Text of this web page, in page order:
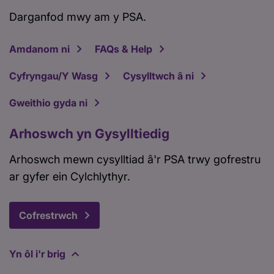
Darganfod mwy am y PSA.
Amdanom ni FAQs & Help
Cyfryngau/Y Wasg Cysylltwch â ni
Gweithio gyda ni
Arhoswch yn Gysylltiedig
Arhoswch mewn cysylltiad â'r PSA trwy gofrestru
ar gyfer ein Cylchlythyr.
Cofrestrwch
Yn ôl i'r brig